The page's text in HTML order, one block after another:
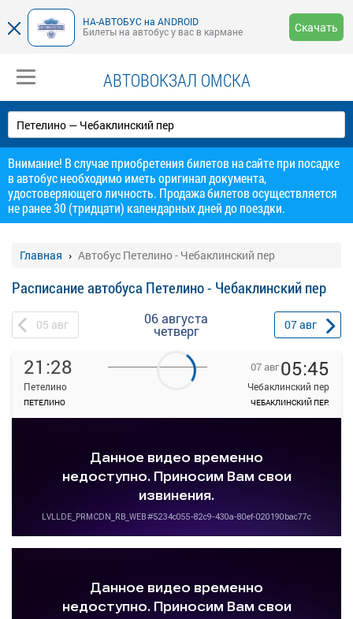
НА-АВТОБУС на ANDROID
Билеты на автобус у вас в кармане
Скачать
АВТОВОКЗАЛ ОМСКА
Внимание! В случае приобретения билетов на сайте при посадке
в автобус необходимо иметь оригинал документа,
удостоверяющего личность. Продажа билетов осуществляется
не ранее 30 (тридцати) календарных дней до поездки.
Главная Автобус Петелино - Чебаклинский пер
Расписание автобуса Петелино - Чебаклинский пер
05 авг 06 августа
четверг 07авг
21:28
Петелино
ПЕТЕЛИНО
07 авг05:45
Чебаклинский пер
ЧЕБАКЛИНСКИЙ ПЕР.
Детали рейса
Подробнее
—